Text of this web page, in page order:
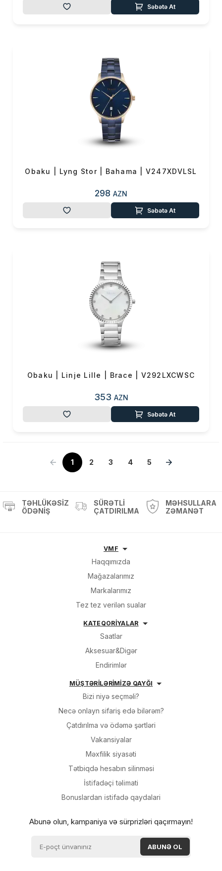
Səbətə At
Obaku | Lyng Stor | Bahama | V247XDVLSL
298 AZN
Səbətə At
Obaku | Linje Lille | Brace | V292LXCWSC
353 AZN
Səbətə At
1 2 3 4 5
TƏHLÜKƏSIZ
ÖDƏNIŞ
SÜRƏTLI
ÇATDIRILMA
MƏHSULLARA
ZƏMANƏT
VMF
Haqqımızda
Mağazalarımız
Markalarımız
Tez tez verilən sualar
KATEQORİYALAR
Saatlar
Aksesuar&Digər
Endirimlər
MÜŞTƏRİLƏRİMİZƏ QAYĞI
Bizi niyə seçməli?
Necə onlayn sifariş edə bilərəm?
Çatdırılma və ödəmə şərtləri
Vakansiyalar
Məxfilik siyasəti
Tətbiqdə hesabın silinməsi
İsti̇fadəçi̇ təli̇mati
Bonuslardan i̇sti̇fadə qaydalari
Abunə olun, kampaniya və sürprizləri qaçırmayın!